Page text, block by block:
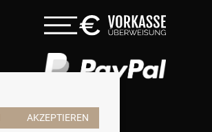
AKZEPTIEREN